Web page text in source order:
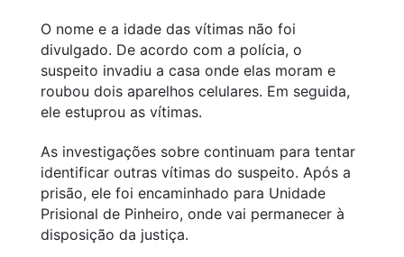
O nome e a idade das vítimas não foi
divulgado. De acordo com a polícia, o
suspeito invadiu a casa onde elas moram e
roubou dois aparelhos celulares. Em seguida,
ele estuprou as vítimas.
As investigações sobre continuam para tentar
identificar outras vítimas do suspeito. Após a
prisão, ele foi encaminhado para Unidade
Prisional de Pinheiro, onde vai permanecer à
disposição da justiça.